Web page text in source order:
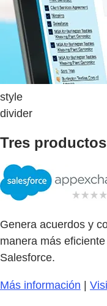
style
divider
Tres
Genera acuerdos y
manera más
Salesforce.
Más información